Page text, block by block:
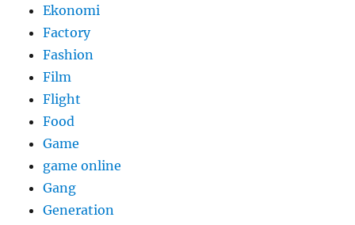
Ekonomi
Factory
Fashion
Film
Flight
Food
Game
game online
Gang
Generation